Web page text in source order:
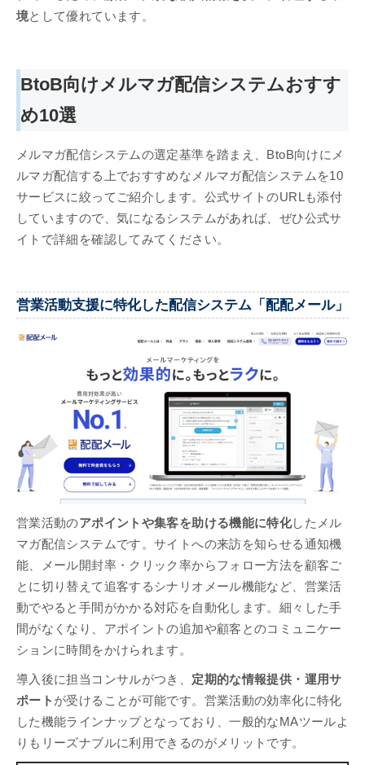
境として優れています。
BtoB向けメルマガ配信システムおすす
め10選
メルマガ配信システムの選定基準を踏まえ、BtoB向けにメ
ルマガ配信する上でおすすめなメルマガ配信システムを10
サービスに絞ってご紹介します。公式サイトのURLも添付
していますので、気になるシステムがあれば、ぜひ公式サ
イトで詳細を確認してみてください。
営業活動支援に特化した配信システム「配配メール」
営業活動のアポイントや集客を助ける機能に特化したメル
マガ配信システムです。サイトへの来訪を知らせる通知機
能、メール開封率・クリック率からフォロー方法を顧客ご
とに切り替えて追客するシナリオメール機能など、営業活
動でやると手間がかかる対応を自動化します。細々した手
間がなくなり、アポイントの追加や顧客とのコミュニケー
ションに時間をかけられます。
導入後に担当コンサルがつき、 定期的な情報提供・運用サ
ポート が受けることが可能です。営業活動の効率化に特化
した機能ラインナップとなっており、一般的なMAツールよ
りもリーズナブルに利用できるのがメリットです。